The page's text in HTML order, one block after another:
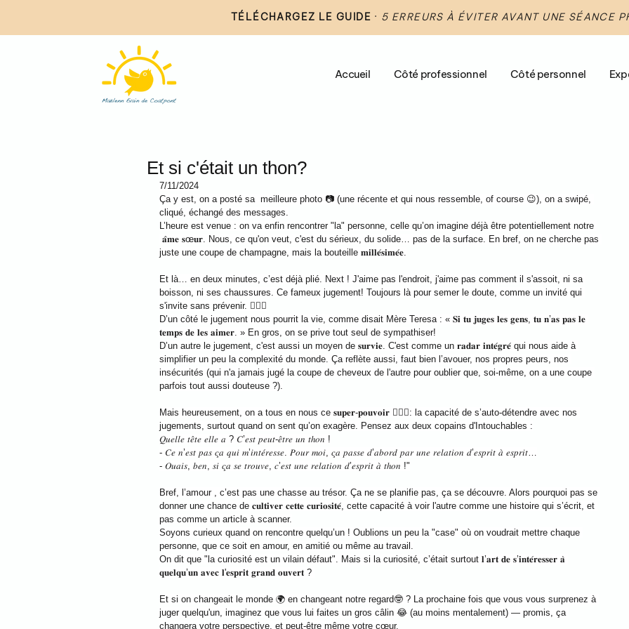
TÉLÉCHARGEZ LE GUIDE · 5 ERREURS À ÉVITER AVANT UNE SÉANCE
Accueil Côté professionnel Côté personnel
Et si c'était un thon?
7/11/2024
Ça y est, on a posté sa  meilleure photo 📷 (une récente et qui nous ressemble, of course 😉), on a swipé,
cliqué, échangé des messages.
L’heure est venue : on va enfin rencontrer "la" personne, celle qu’on imagine déjà être potentiellement notre
𝐚̂𝐦𝐞 𝐬œ𝐮𝐫. Nous, ce qu'on veut, c'est du sérieux, du solide… pas de la surface. En bref, on ne cherche pas
juste une coupe de champagne, mais la bouteille 𝐦𝐢𝐥𝐥𝐞́𝐬𝐢𝐦𝐞́𝐞.
Et là… en deux minutes, c’est déjà plié. Next ! J'aime pas l'endroit, j'aime pas comment il s'assoit, ni sa
boisson, ni ses chaussures. Ce fameux jugement! Toujours là pour semer le doute, comme un invité qui
s'invite sans prévenir. 🤷🏻‍♂️
D’un côté le jugement nous pourrit la vie, comme disait Mère Teresa : « 𝐒𝐢 𝐭𝐮 𝐣𝐮𝐠𝐞𝐬 𝐥𝐞𝐬 𝐠𝐞𝐧𝐬, 𝐭𝐮 𝐧’𝐚𝐬 𝐩𝐚𝐬 𝐥𝐞
𝐭𝐞𝐦𝐩𝐬 𝐝𝐞 𝐥𝐞𝐬 𝐚𝐢𝐦𝐞𝐫. » En gros, on se prive tout seul de sympathiser!
D’un autre le jugement, c'est aussi un moyen de 𝐬𝐮𝐫𝐯𝐢𝐞. C'est comme un 𝐫𝐚𝐝𝐚𝐫 𝐢𝐧𝐭𝐞́𝐠𝐫𝐞́ qui nous aide à
simplifier un peu la complexité du monde. Ça reflète aussi, faut bien l’avouer, nos propres peurs, nos
insécurités (qui n'a jamais jugé la coupe de cheveux de l'autre pour oublier que, soi-même, on a une coupe
parfois tout aussi douteuse ?).
Mais heureusement, on a tous en nous ce 𝐬𝐮𝐩𝐞𝐫-𝐩𝐨𝐮𝐯𝐨𝐢𝐫 🦸🏻‍♀️: la capacité de s’auto-détendre avec nos
jugements, surtout quand on sent qu’on exagère. Pensez aux deux copains d'Intouchables :
𝑄𝑢𝑒𝑙𝑙𝑒 𝑡𝑒̂𝑡𝑒 𝑒𝑙𝑙𝑒 𝑎 ? 𝐶’𝑒𝑠𝑡 𝑝𝑒𝑢𝑡-𝑒̂𝑡𝑟𝑒 𝑢𝑛 𝑡ℎ𝑜𝑛 !
- 𝐶𝑒 𝑛’𝑒𝑠𝑡 𝑝𝑎𝑠 𝑐̧𝑎 𝑞𝑢𝑖 𝑚’𝑖𝑛𝑡𝑒́𝑟𝑒𝑠𝑠𝑒. 𝑃𝑜𝑢𝑟 𝑚𝑜𝑖, 𝑐̧𝑎 𝑝𝑎𝑠𝑠𝑒 𝑑’𝑎𝑏𝑜𝑟𝑑 𝑝𝑎𝑟 𝑢𝑛𝑒 𝑟𝑒𝑙𝑎𝑡𝑖𝑜𝑛 𝑑’𝑒𝑠𝑝𝑟𝑖𝑡 𝑎̀ 𝑒𝑠𝑝𝑟𝑖𝑡…
- 𝑂𝑢𝑎𝑖𝑠, 𝑏𝑒𝑛, 𝑠𝑖 𝑐̧𝑎 𝑠𝑒 𝑡𝑟𝑜𝑢𝑣𝑒, 𝑐’𝑒𝑠𝑡 𝑢𝑛𝑒 𝑟𝑒𝑙𝑎𝑡𝑖𝑜𝑛 𝑑’𝑒𝑠𝑝𝑟𝑖𝑡 𝑎̀ 𝑡ℎ𝑜𝑛 !"
Bref, l’amour , c’est pas une chasse au trésor. Ça ne se planifie pas, ça se découvre. Alors pourquoi pas se
donner une chance de 𝐜𝐮𝐥𝐭𝐢𝐯𝐞𝐫 𝐜𝐞𝐭𝐭𝐞 𝐜𝐮𝐫𝐢𝐨𝐬𝐢𝐭𝐞́, cette capacité à voir l'autre comme une histoire qui s’écrit, et
pas comme un article à scanner.
Soyons curieux quand on rencontre quelqu’un ! Oublions un peu la "case" où on voudrait mettre chaque
personne, que ce soit en amour, en amitié ou même au travail.
On dit que "la curiosité est un vilain défaut". Mais si la curiosité, c’était surtout 𝐥’𝐚𝐫𝐭 𝐝𝐞 𝐬’𝐢𝐧𝐭𝐞́𝐫𝐞𝐬𝐬𝐞𝐫 𝐚̀
𝐪𝐮𝐞𝐥𝐪𝐮’𝐮𝐧 𝐚𝐯𝐞𝐜 𝐥'𝐞𝐬𝐩𝐫𝐢𝐭 𝐠𝐫𝐚𝐧𝐝 𝐨𝐮𝐯𝐞𝐫𝐭 ?
Et si on changeait le monde 🌍 en changeant notre regard🤓 ? La prochaine fois que vous vous surprenez à
juger quelqu'un, imaginez que vous lui faites un gros câlin 😂 (au moins mentalement) — promis, ça
changera votre perspective, et peut-être même votre cœur.